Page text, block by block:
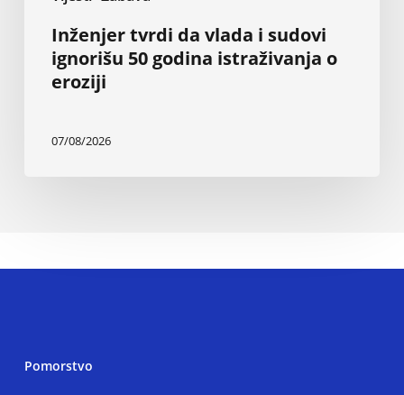
Inženjer tvrdi da vlada i sudovi
ignorišu 50 godina istraživanja o
eroziji
07/08/2026
Pomorstvo